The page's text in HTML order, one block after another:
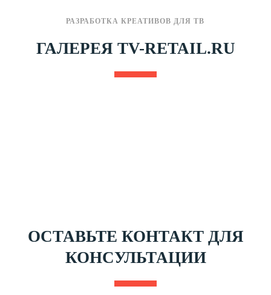
РАЗРАБОТКА КРЕАТИВОВ ДЛЯ ТВ
ГАЛЕРЕЯ TV-RETAIL.RU
ОСТАВЬТЕ КОНТАКТ ДЛЯ
КОНСУЛЬТАЦИИ